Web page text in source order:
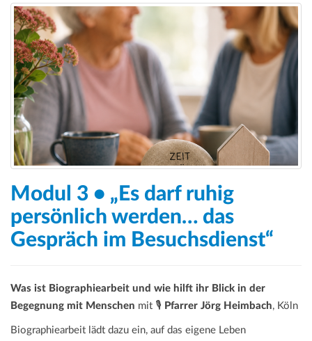
Modul 3 • „Es darf ruhig
persönlich werden… das
Gespräch im Besuchsdienst“
Was ist Biographiearbeit und wie hilft ihr Blick in der
Begegnung mit Menschen mit 🎙️ Pfarrer Jörg Heimbach, Köln
Biographiearbeit lädt dazu ein, auf das eigene Leben